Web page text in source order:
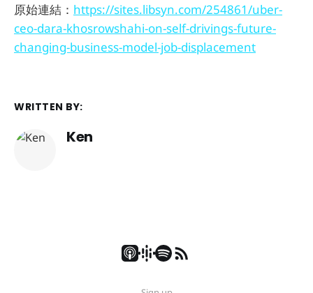
原始連結： https://sites.libsyn.com/254861/uber-
ceo-dara-khosrowshahi-on-self-drivings-future-
changing-business-model-job-displacement
WRITTEN BY:
Ken